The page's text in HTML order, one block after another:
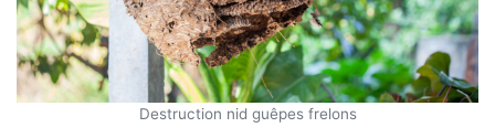
Destruction nid guêpes frelons